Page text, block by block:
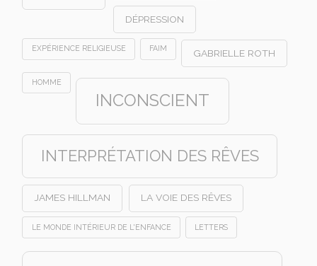
DÉPRESSION
EXPÉRIENCE RELIGIEUSE FAIM GABRIELLE ROTH
HOMME
INCONSCIENT
INTERPRÉTATION DES RÊVES
JAMES HILLMAN LA VOIE DES RÊVES
LE MONDE INTÉRIEUR DE L'ENFANCE LETTERS